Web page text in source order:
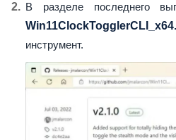
В разделе последнего
инструмент.